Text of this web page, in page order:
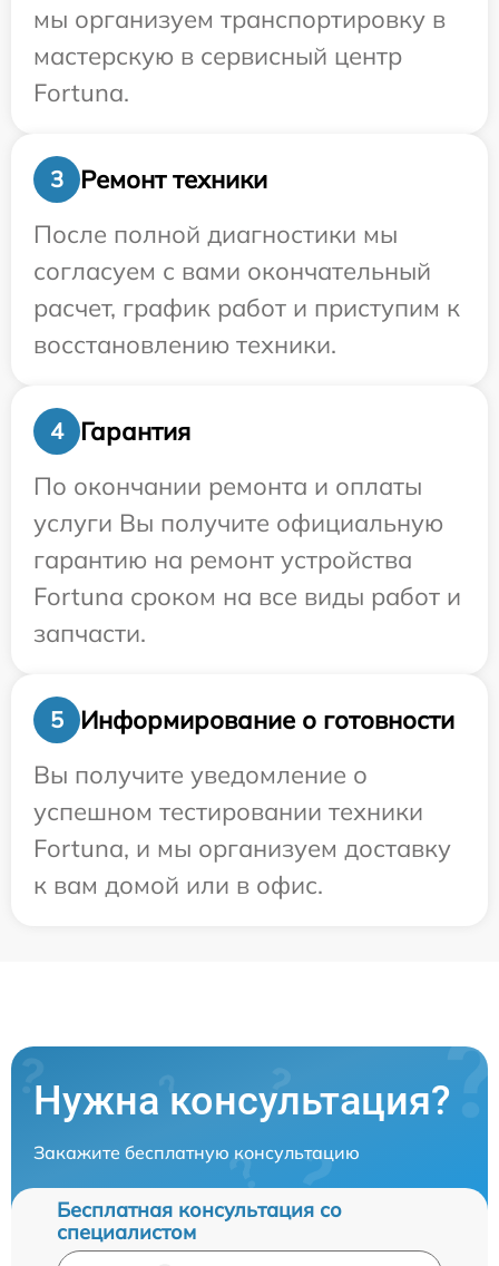
мы организуем транспортировку в
мастерскую в сервисный центр
Fortuna.
3
Ремонт техники
После полной диагностики мы
согласуем с вами окончательный
расчет, график работ и приступим к
восстановлению техники.
4
Гарантия
По окончании ремонта и оплаты
услуги Вы получите официальную
гарантию на ремонт устройства
Fortuna сроком на все виды работ и
запчасти.
5
Информирование о готовности
Вы получите уведомление о
успешном тестировании техники
Fortuna, и мы организуем доставку
к вам домой или в офис.
Нужна консультация?
Закажите бесплатную консультацию
Бесплатная консультация со
специалистом